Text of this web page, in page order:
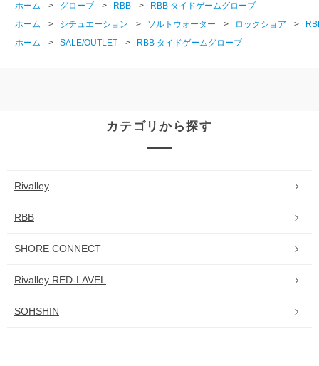
ホーム > グローブ > RBB >
RBB タイドゲームグローブ
ホーム
> シチュエーション > ソルトウォーター > ロックショア >
ホーム
> SALE/OUTLET > RBB タイドゲームグローブ
カテゴリから探す
Rivalley
RBB
SHORE CONNECT
Rivalley RED-LAVEL
SOHSHIN